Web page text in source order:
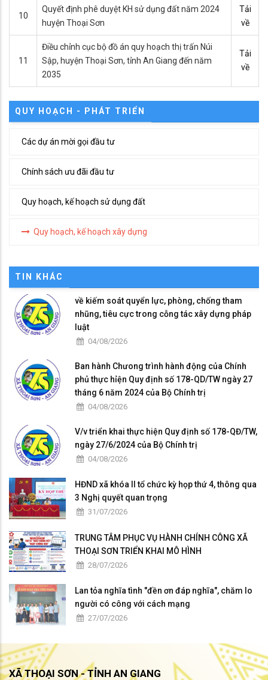
10
Quyết định phê duyệt KH sử dụng đất năm 2024
huyện Thoại Sơn
Tải
về
11
Điều chỉnh cục bộ đồ án quy hoạch thị trấn Núi
Sập, huyện Thoại Sơn, tỉnh An Giang đến năm
2035
Tải
về
QUY HOẠCH - PHÁT TRIỂN
Các dự án mời gọi đầu tư
Chính sách ưu đãi đầu tư
Quy hoạch, kế hoạch sử dụng đất
Quy hoạch, kế hoạch xây dựng
TIN KHÁC
về kiếm soát quyển lực, phòng, chống tham
nhũng, tiêu cực trong cỗng tác xây dựng pháp
luật
04/08/2026
Ban hành Chưong trình hành động của Chính
phủ thực hỉện Quy định số 178-QD/TW ngày 27
tháng 6 năm 2024 của Bộ Chính trị
04/08/2026
V/v triển khai thực hiện Quy định số 178-QĐ/TW,
ngày 27/6/2024 của Bộ Chính trị
04/08/2026
HĐND xã khóa II tổ chức kỳ họp thứ 4, thông qua
3 Nghị quyết quan trọng
31/07/2026
TRUNG TÂM PHỤC VỤ HÀNH CHÍNH CÔNG XÃ
THOẠI SƠN TRIỂN KHAI MÔ HÌNH
28/07/2026
Lan tỏa nghĩa tình "đền ơn đáp nghĩa", chăm lo
người có công với cách mạng
27/07/2026
XÃ THOẠI SƠN - TỈNH AN GIANG